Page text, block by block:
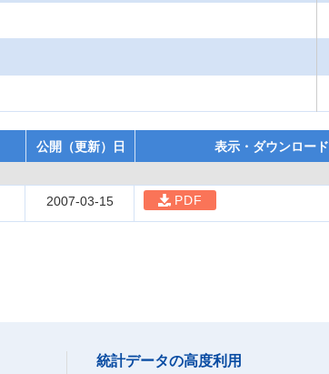
公開（更新）日
表示・ダウンロード
2007-03-15 PDF
統計データの高度利用